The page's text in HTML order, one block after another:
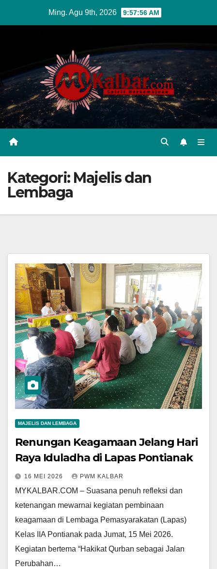
Ming. Agu 9th, 2026 9:57:57 AM
Kategori: Majelis dan
Lembaga
MAJELIS DAN LEMBAGA
Renungan Keagamaan Jelang Hari
Raya Iduladha di Lapas Pontianak
16 MEI 2026 PWM KALBAR
MYKALBAR.COM – Suasana penuh refleksi dan
ketenangan mewarnai kegiatan pembinaan
keagamaan di Lembaga Pemasyarakatan (Lapas)
Kelas IIA Pontianak pada Jumat, 15 Mei 2026.
Kegiatan bertema “Hakikat Qurban sebagai Jalan
Perubahan…